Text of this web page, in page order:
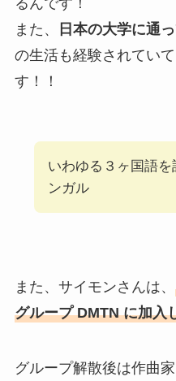
るんです！
また、
日本の大学に通
の生活も経験されてい
す！！
いわゆる３ヶ国語を
ンガル
また、サイモンさんは、
グループ DMTN に加入
グループ解散後は作曲